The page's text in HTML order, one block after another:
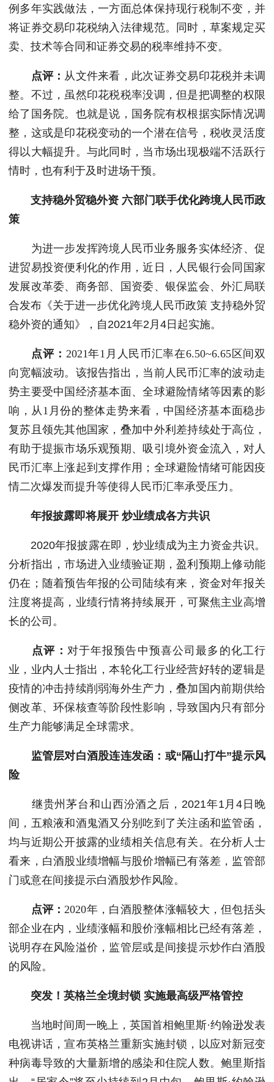
例多年实践做法，一方面总体保持现行税制不变，并
将证券交易印花税纳入法律规范。同时，草案规定买
卖、技术等合同和证券交易的税率维持不变。
点评： 从文件来看，此次证券交易印花税并未调
整。不过，虽然印花税税率没调，但是把调整的权限
给了国务院。也就是说，国务院有权根据实际情况调
整，这或是印花税变动的一个潜在信号，税收灵活度
得以大幅提升。与此同时，当市场出现极端不活跃行
情时，也有利于及时进场干预。
支持稳外贸稳外资 六部门联手优化跨境人民币政
策
为进一步发挥跨境人民币业务服务实体经济、促
进贸易投资便利化的作用，近日，人民银行会同国家
发展改革委、商务部、国资委、银保监会、外汇局联
合发布《关于进一步优化跨境人民币政策 支持稳外贸
稳外资的通知》，自2021年2月4日起实施。
点评： 2021年1月人民币汇率在6.50~6.65区间双
向宽幅波动。该报告指出，当前人民币汇率的波动走
势主要受中国经济基本面、全球避险情绪等因素的影
响，从1月份的整体走势来看，中国经济基本面稳步
复苏且领先其他国家，叠加中外利差持续处于高位，
有助于提振市场乐观预期、吸引境外资金流入，对人
民币汇率上涨起到支撑作用；全球避险情绪可能因疫
情二次爆发而提升等使得人民币汇率承受压力。
年报披露即将展开 炒业绩成各方共识
2020年报披露在即，炒业绩成为主力资金共识。
分析指出，市场进入业绩验证期，盈利预期上修动能
仍在；随着预告年报的公司陆续有来，资金对年报关
注度将提高，业绩行情将持续展开，可聚焦主业高增
长的公司。
点评： 对于年报预告中预喜公司最多的化工行
业，业内人士指出，本轮化工行业经营好转的逻辑是
疫情的冲击持续削弱海外生产力，叠加国内前期供给
侧改革、环保核查等阶段性影响，导致国内只有部分
生产力能够满足全球需求。
监管层对白酒股连连发函：或“隔山打牛”提示风
险
继贵州茅台和山西汾酒之后，2021年1月4日晚
间，五粮液和酒鬼酒又分别吃到了关注函和监管函，
均与近期公开披露的业绩相关信息有关。在分析人士
看来，白酒股业绩增幅与股价增幅已有落差，监管部
门或意在间接提示白酒股炒作风险。
点评：2020年，白酒股整体涨幅较大，但包括头
部企业在内，业绩涨幅和股价涨幅相比已经有落差，
说明存在风险溢价，监管层或是间接提示炒作白酒股
的风险。
突发！英格兰全境封锁 实施最高级严格管控
当地时间周一晚上，英国首相鲍里斯·约翰逊发表
电视讲话，宣布英格兰重新实施封锁，以应对新冠变
种病毒导致的大量新增的感染和住院人数。鲍里斯指